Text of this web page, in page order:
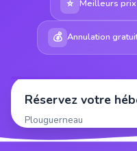
⭐ Meilleurs prix
💰 Annulation
Réservez votre
Plouguerneau